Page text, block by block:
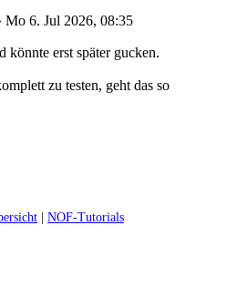
Mo 6. Jul 2026, 08:35
könnte erst später gucken.
zu testen, geht das so
| NOF-Tutorials